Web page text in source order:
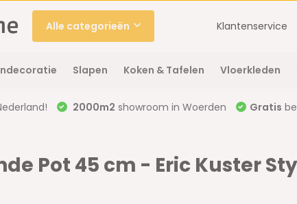
Alle categorieën Klantenservice
Slapen Koken & Tafelen Vloerkleden
2000m2 showroom in Woerden Gratis
Pot 45 cm - Eric Kuster